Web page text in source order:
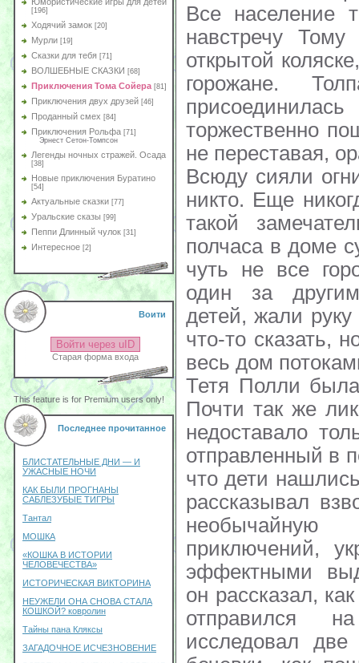
[196]
Ходячий замок [20]
Мурли [19]
Сказки для тебя [71]
ВОЛШЕБНЫЕ СКАЗКИ [68]
Приключения Тома Сойера [81]
Приключения двух друзей [46]
Проданный смех [84]
Приключения Рольфа [71]
Эрнест Сетон-Томпсон
Легенды ночных стражей. Осада
[38]
Новые приключения Буратино
[54]
Актуальные сказки [77]
Уральские сказы [99]
Пеппи Длинный чулок [31]
Интересное [2]
Воити
Войти через uID
Старая форма входа
This feature is for Premium users only!
Последнее прочитанное
БЛИСТАТЕЛЬНЫЕ ДНИ — И
УЖАСНЫЕ НОЧИ
КАК БЫЛИ ПРОГНАНЫ
САБЛЕЗУБЫЕ ТИГРЫ
Тантал
МОШКА
«КОШКА В ИСТОРИИ
ЧЕЛОВЕЧЕСТВА»
ИСТОРИЧЕСКАЯ ВИКТОРИНА
НЕУЖЕЛИ ОНА СНОВА СТАЛА
КОШКОЙ? ковролин
Тайны пана Кляксы
ЗАГАДОЧНОЕ ИСЧЕЗНОВЕНИЕ
Все население
навстречу
открытой
горожане.
торжественно
не переставая,
Всюду сияли
никто. Еще
такой
полчаса в доме
чуть не все
один за
детей, жали
что-то сказать,
весь дом
Тетя Полли
Почти так же
недоставало
отправленный в
что дети
рассказывал
приключений,
эффектными
он рассказал,
отправился
исследовал